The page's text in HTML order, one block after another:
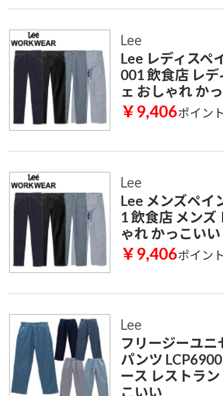
Lee
Lee レディスペ
001 飲食店 レ
ェ おしゃれ か
￥9,406ポイン
Lee
Lee メンズペイ
1 飲食店 メンズ
ゃれ かっこいい
￥9,406ポイン
Lee
フリージーユ
パンツ
ース レストラ
こいい